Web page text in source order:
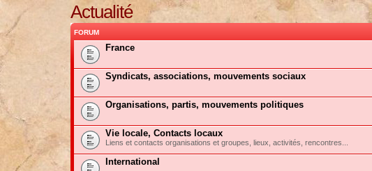
Actualité
FORUM
France
Syndicats, associations, mouvements sociaux
Organisations, partis, mouvements politiques
Vie locale, Contacts locaux
Liens et contacts organisations et groupes, lieux, activités, rencontres...
International